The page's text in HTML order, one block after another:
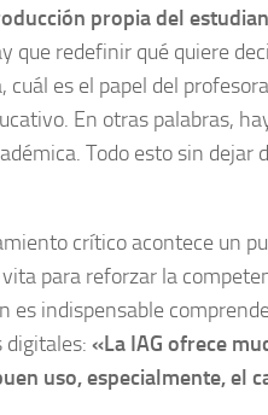
propia del
que redefinir qué quiere
cuál es el papel del
En otras palabras,
Todo esto sin dejar
crítico acontece un
vita para reforzar la
es indispensable
digitales: «La IAG ofrece
uso, especialmente, el